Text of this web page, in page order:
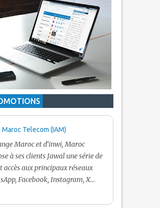
Telecom (IAM)
Maroc et d’inwi, Maroc
à ses clients Jawal une série de
accès aux principaux réseaux
Facebook, Instagram, X
Mo, le Pass 10 Dh offre 400 Mo,